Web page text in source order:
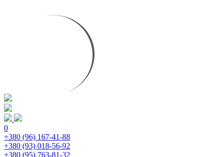
0
+380 (96) 167-41-88
+380 (93) 018-56-92
+380 (95) 763-81-32